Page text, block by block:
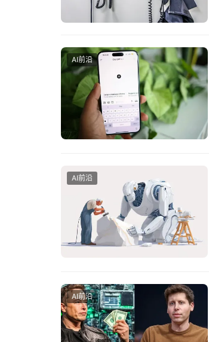
AI前沿
AI前沿
AI前沿